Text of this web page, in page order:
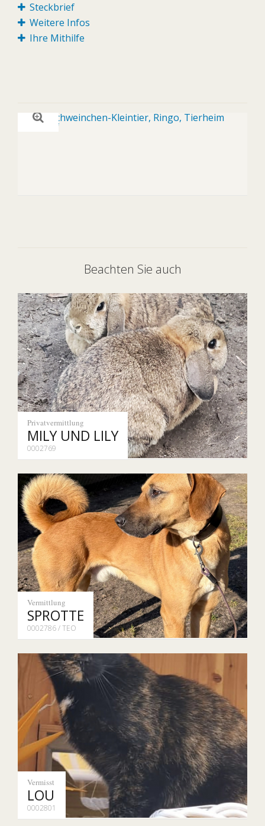
Steckbrief
Weitere Infos
Ihre Mithilfe
Beachten Sie auch
Privatvermittlung
MILY UND LILY
0002769
Vermittlung
SPROTTE
0002786 / TEO
Vermisst
LOU
0002801